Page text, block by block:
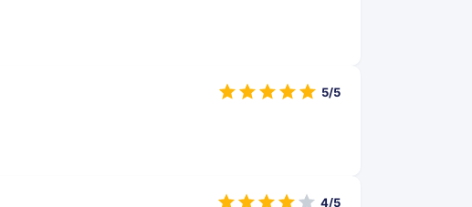
5/5
4/5